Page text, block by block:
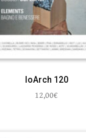
IoArch 120
12,00€